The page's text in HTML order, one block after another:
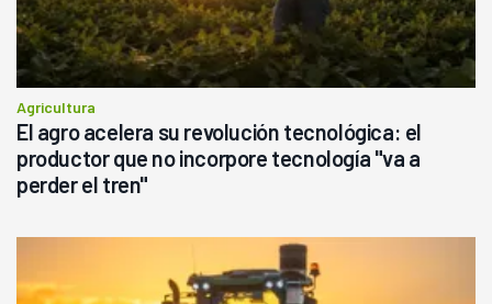
Agricultura
El agro acelera su revolución tecnológica: el
productor que no incorpore tecnología "va a
perder el tren"